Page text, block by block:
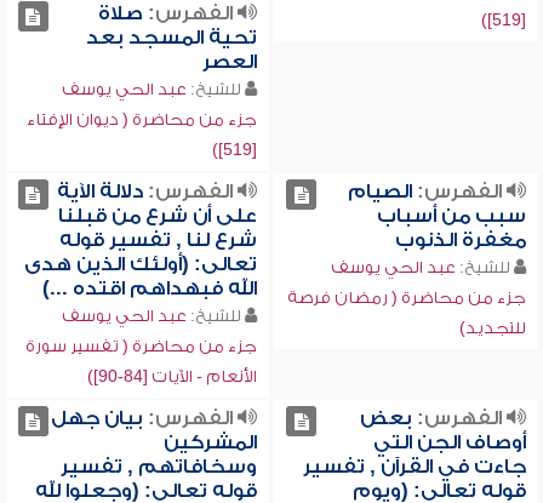
[519])
الفهرس: صلاة
تحية المسجد بعد
العصر
للشيخ: عبد الحي يوسف
جزء من محاضرة ( ديوان الإفتاء
[519])
الفهرس:الصيام
سبب من أسباب
مغفرة الذنوب
للشيخ: عبد الحي يوسف
جزء من محاضرة ( رمضان فرصة
للتجديد)
الفهرس:دلالة الآية
على أن شرع من قبلنا
شرع لنا , تفسير قوله
تعالى: (أولئك الذين هدى
الله فبهداهم اقتده ...)
للشيخ: عبد الحي يوسف
جزء من محاضرة ( تفسير سورة
الأنعام - الآيات [84-90])
الفهرس: بعض
أوصاف الجن التي
جاءت في القرآن , تفسير
قوله تعالى: (ويوم
الفهرس: بيان جهل
المشركين
وسخافاتهم , تفسير
قوله تعالى: (وجعلوا لله